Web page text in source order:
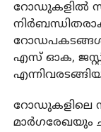
റോഡുകളില്‍
എസ് ഓക,
റോഡുകളിലെ
മാര്‍ഗരേഖയും